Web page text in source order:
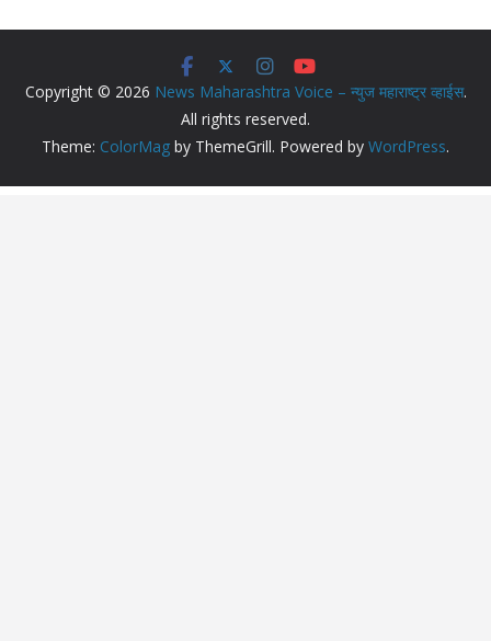
Copyright © 2026 News Maharashtra Voice – न्युज महाराष्ट्र व्हाईस.
All rights reserved.
Theme: ColorMag by ThemeGrill. Powered by WordPress.